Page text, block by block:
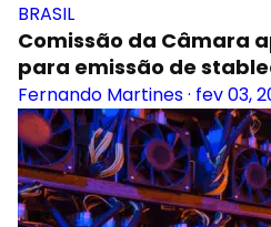
BRASIL
Comissão da Câmara
para emissão de
Fernando Martines· fev 03,